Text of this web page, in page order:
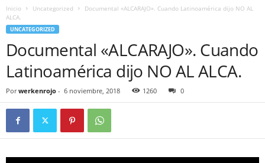
Inicio Uncategorized
Documental «ALCARAJO». Cuando Latinoamérica dijo NO AL
ALCA.
UNCATEGORIZED
Documental «ALCARAJO». Cuando
Latinoamérica dijo NO AL ALCA.
Por werkenrojo - 6 noviembre, 2018 1260 0